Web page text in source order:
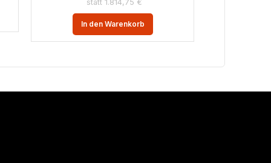
1.814,75 €
In den Warenkorb